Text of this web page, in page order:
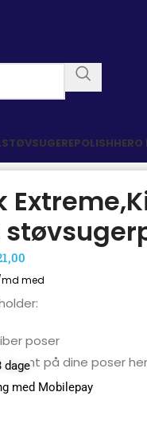
poser
på dine poser her
dage
med Mobilepay